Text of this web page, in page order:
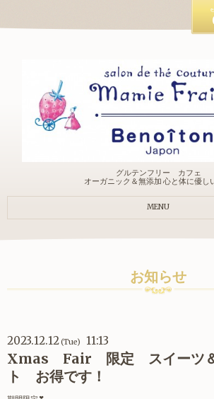
グルテンフリー カフェ
オーガニック＆無添加 心と体に優し
MENU
お知らせ
2023.12.12(Tue) 11:13
Xmas Fair 限定 スイーツ
ト お得です！